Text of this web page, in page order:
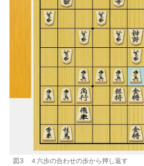
図3 ４六歩の合わせの歩から押し返す